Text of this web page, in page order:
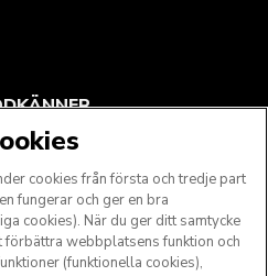
OSS
cookies från första och tredje part
fungerar och ger en bra
cookies). När du ger ditt samtycke
förbättra webbplatsens funktion och
(funktionella cookies),